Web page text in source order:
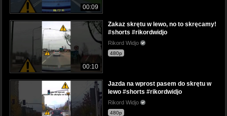
00:09
00:10
Zakaz skrętu w lewo, no to skręcamy!
#shorts #rikordwidjo
Rikord Widjo
480p
Jazda na wprost pasem do skrętu w
lewo #shorts #rikordwidjo
Rikord Widjo
480p